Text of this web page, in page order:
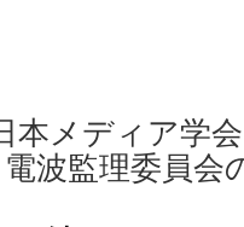
本メディア学
波監理委員会